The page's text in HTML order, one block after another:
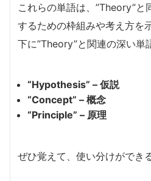
これらの単語は、”Theory”と
するための枠組みや考え方を
下に”Theory”と関連の深い単
“Hypothesis” – 仮説
“Concept” – 概念
“Principle” – 原理
ぜひ覚えて、使い分けができ